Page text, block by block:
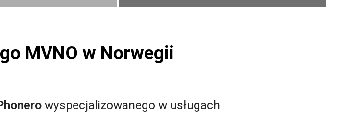
MVNO w Norwegii
wyspecjalizowanego w usługach